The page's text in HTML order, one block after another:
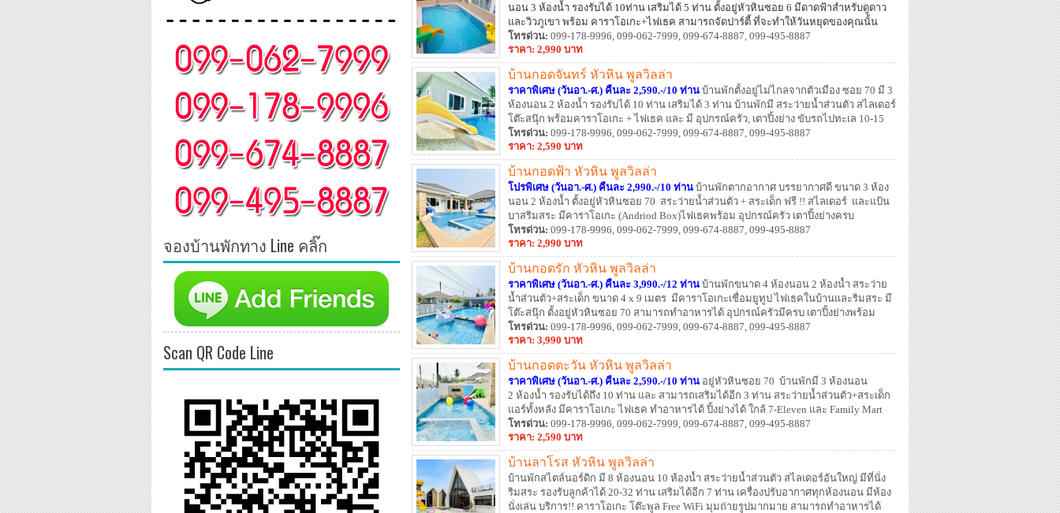
นอน 3 ห้องน้ำ รองรับได้ 10ท่าน เสริมได้ 5 ท่าน ตั้งอยู่หัวหินซอย 6 มีดาดฟ้าสำหรับดูดาว
และวิวภูเขา พร้อม คาราโอเกะ+ไฟเธค สามารถจัดปาร์ตี้ ที่จะทำให้วันหยุดของคุณนั้น
สนุกจนไม่รู้ลืม
โทรด่วน: 099-178-9996, 099-062-7999, 099-674-8887, 099-495-8887
ราคา: 2,990 บาท
บ้านกอดจันทร์ หัวหิน พูลวิลล่า
ราคาพิเศษ (วันอา.-ศ.) คืนละ 2,590.-/10 ท่าน บ้านพักตั้งอยู่ไม่ไกลจากตัวเมือง ซอย 70 มี 3
ห้องนอน 2 ห้องน้ำ รองรับได้ 10 ท่าน เสริมได้ 3 ท่าน บ้านพักมี สระว่ายน้ำส่วนตัว สไลเดอร์
โต๊ะสนุ๊ก พร้อมคาราโอเกะ + ไฟเธค และ มี อุปกรณ์ครัว, เตาปิ้งย่าง ขับรถไปทะเล 10-15
นาที
โทรด่วน: 099-178-9996, 099-062-7999, 099-674-8887, 099-495-8887
ราคา: 2,590 บาท
บ้านกอดฟ้า หัวหิน พูลวิลล่า
โปรพิเศษ (วันอา.-ศ.) คืนละ 2,990.-/10 ท่าน บ้านพักตากอากาศ บรรยากาศดี ขนาด 3 ห้อง
นอน 2 ห้องน้ำ ตั้งอยู่หัวหินซอย 70 สระว่ายน้ำส่วนตัว + สระเด็ก ฟรี !! สไลเดอร์ และแป้น
บาสริมสระ มีคาราโอเกะ (Andriod Box)ไฟเธคพร้อม อุปกรณ์ครัว เตาปิ้งย่างครบ
โทรด่วน: 099-178-9996, 099-062-7999, 099-674-8887, 099-495-8887
ราคา: 2,990 บาท
บ้านกอดรัก หัวหิน พูลวิลล่า
ราคาพิเศษ (วันอา.-ศ.) คืนละ 3,990.-/12 ท่าน บ้านพักขนาด 4 ห้องนอน 2 ห้องน้ำ สระว่าย
น้ำส่วนตัว+สระเด็ก ขนาด 4 x 9 เมตร มีคาราโอเกะเชื่อมยูทูป ไฟเธคในบ้านและริมสระ มี
โต๊ะสนุ๊ก ตั้งอยู่หัวหินซอย 70 สามารถทำอาหารได้ อุปกรณ์ครัวมีครบ เตาปิ้งย่างพร้อม
โทรด่วน: 099-178-9996, 099-062-7999, 099-674-8887, 099-495-8887
ราคา: 3,990 บาท
บ้านกอดตะวัน หัวหิน พูลวิลล่า
ราคาพิเศษ (วันอา.-ศ.) คืนละ 2,590.-/10 ท่าน อยู่หัวหินซอย 70 บ้านพักมี 3 ห้องนอน
2 ห้องน้ำ รองรับได้ถึง 10 ท่าน และ สามารถเสริมได้อีก 3 ท่าน สระว่ายน้ำส่วนตัว+สระเด็ก
แอร์ทั้งหลัง มีคาราโอเกะ ไฟเธค ทำอาหารได้ ปิ้งย่างได้ ใกล้ 7-Eleven และ Family Mart
เพียง 100 เมตร
โทรด่วน: 099-178-9996, 099-062-7999, 099-674-8887, 099-495-8887
ราคา: 2,590 บาท
บ้านลาโรส หัวหิน พูลวิลล่า
บ้านพักสไตล์นอร์ดิก มี 8 ห้องนอน 10 ห้องน้ำ สระว่ายน้ำส่วนตัว สไลเดอร์อันใหญ่ มีที่นั่ง
ริมสระ รองรับลูกค้าได้ 20-32 ท่าน เสริมได้อีก 7 ท่าน เครื่องปรับอากาศทุกห้องนอน มีห้อง
นั่งเล่น บริการ!! คาราโอเกะ โต๊ะพูล Free WiFi มุมถ่ายรูปมากมาย สามารถทำอาหารได้
จองบ้านพักทาง Line คลิ๊ก
Scan QR Code Line